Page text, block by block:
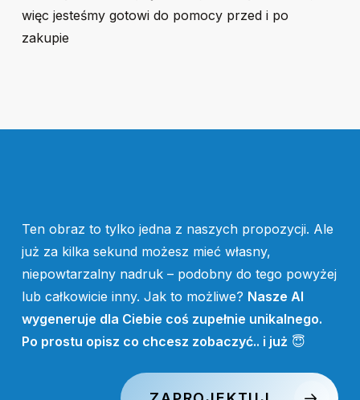
więc jesteśmy gotowi do pomocy przed i po
zakupie
Ten obraz to tylko jedna z naszych propozycji. Ale
już za kilka sekund możesz mieć własny,
niepowtarzalny nadruk – podobny do tego powyżej
lub całkowicie inny. Jak to możliwe? Nasze AI
wygeneruje dla Ciebie coś zupełnie unikalnego.
Po prostu opisz co chcesz zobaczyć.. i już 😇